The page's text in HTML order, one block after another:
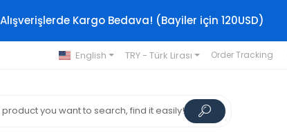
Kargo Bedava! (Bayiler için 120USD)
English TRY - Türk Lirası Order Tracking